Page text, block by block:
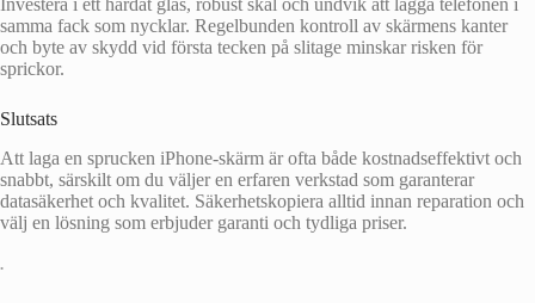
samma fack som nycklar. Regelbunden kontroll av skärmens kanter
och byte av skydd vid första tecken på slitage minskar risken för
sprickor.
Slutsats
Att laga en sprucken iPhone-skärm är ofta både kostnadseffektivt och
snabbt, särskilt om du väljer en erfaren verkstad som garanterar
datasäkerhet och kvalitet. Säkerhetskopiera alltid innan reparation och
välj en lösning som erbjuder garanti och tydliga priser.
•